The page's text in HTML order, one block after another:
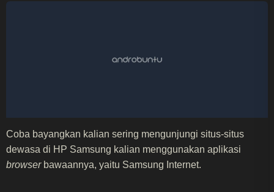
Coba bayangkan kalian sering mengunjungi situs-situs
dewasa di HP Samsung kalian menggunakan aplikasi
browserbawaannya, yaitu Samsung Internet.